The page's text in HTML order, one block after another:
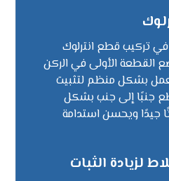
في تركيب قطع انترلوك
القطعة الأولى في الركن
بشكل منظم لتثبيت
جنبًا إلى جنب بشكل
جيدًا ويحسن استدامة